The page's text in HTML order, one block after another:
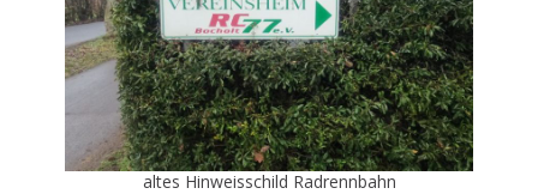
altes Hinweisschild Radrennbahn